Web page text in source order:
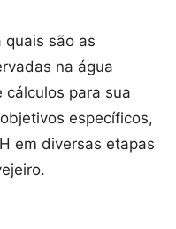
quais são as
na água
cálculos para sua
específicos,
em diversas etapas